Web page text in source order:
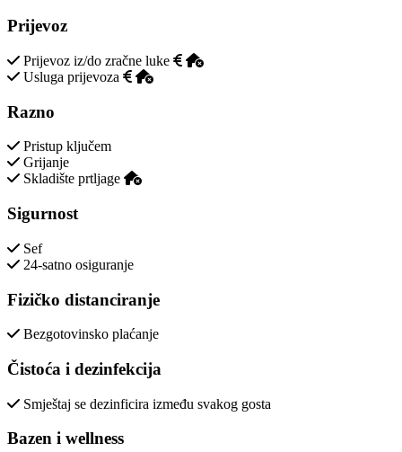
Prijevoz
Prijevoz iz/do zračne luke
Usluga prijevoza
Razno
Pristup ključem
Grijanje
Skladište prtljage
Sigurnost
Sef
24-satno osiguranje
Fizičko distanciranje
Bezgotovinsko plaćanje
Čistoća i dezinfekcija
Smještaj se dezinficira između svakog gosta
Bazen i wellness